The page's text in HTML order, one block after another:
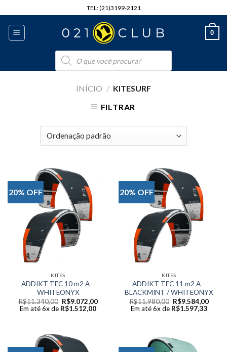
to
content
TEL: (21)3199-2121
0
Pesquisar
produtos
INÍCIO / KITESURF
FILTRAR
20% OFF
KITES
ADDIKT TEC 10 m2 A –
WHITEONYX
R$11.340,00 Original
price
was:
R$9.072,00Current
Em até 6x de R$1.512,00
20% OFF
KITES
ADDIKT TEC 11 m2 A –
BLACKMINT / WHITEONYX
R$11.980,00 Original
price
was:
R$9.584,00
Em até 6x de R$1.597,33